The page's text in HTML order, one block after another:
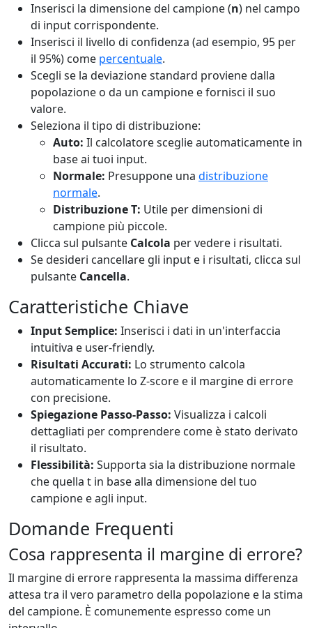
Inserisci la dimensione del campione (n) nel campo
di input corrispondente.
Inserisci il livello di confidenza (ad esempio, 95 per
il 95%) come percentuale.
Scegli se la deviazione standard proviene dalla
popolazione o da un campione e fornisci il suo
valore.
Seleziona il tipo di distribuzione:
Auto: Il calcolatore sceglie automaticamente in
base ai tuoi input.
Normale: Presuppone una distribuzione
normale.
Distribuzione T: Utile per dimensioni di
campione più piccole.
Clicca sul pulsante Calcola per vedere i risultati.
Se desideri cancellare gli input e i risultati, clicca sul
pulsante Cancella.
Caratteristiche Chiave
Input Semplice: Inserisci i dati in un'interfaccia
intuitiva e user-friendly.
Risultati Accurati: Lo strumento calcola
automaticamente lo Z-score e il margine di errore
con precisione.
Spiegazione Passo-Passo: Visualizza i calcoli
dettagliati per comprendere come è stato derivato
il risultato.
Flessibilità: Supporta sia la distribuzione normale
che quella t in base alla dimensione del tuo
campione e agli input.
Domande Frequenti
Cosa rappresenta il margine di errore?
Il margine di errore rappresenta la massima differenza
attesa tra il vero parametro della popolazione e la stima
del campione. È comunemente espresso come un